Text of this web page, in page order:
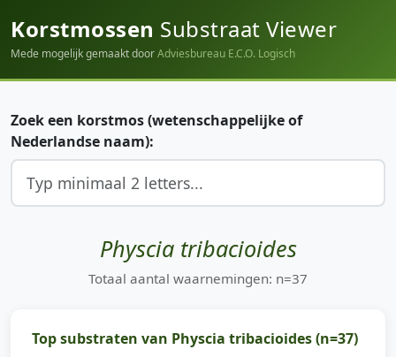
Korstmossen Substraat Viewer
Mede mogelijk gemaakt doorAdviesbureau E.C.O. Logisch
Zoek een korstmos (wetenschappelijke of
Nederlandse naam):
Physcia tribacioides
Totaal aantal waarnemingen: n=37
Top substraten van Physcia tribacioides (n=37)